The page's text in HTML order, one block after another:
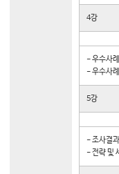
4강
- 우수사
- 우수사
5강
- 조사결
- 전략 및